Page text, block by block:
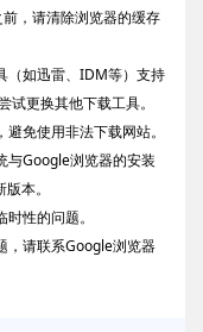
，请清除浏览器的缓存
（如迅雷、IDM等）支持
更换其他下载工具。
免使用非法下载网站。
与Google浏览器的安装
本。
性的问题。
，请联系Google浏览器